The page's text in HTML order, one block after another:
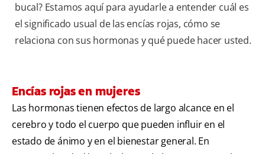
bucal? Estamos aquí para ayudarle a entender cuál es
el significado usual de las encías rojas, cómo se
relaciona con sus hormonas y qué puede hacer usted.
Encías rojas en mujeres
Las hormonas tienen efectos de largo alcance en el
cerebro y todo el cuerpo que pueden influir en el
estado de ánimo y en el bienestar general. En